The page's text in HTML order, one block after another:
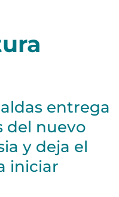
entrega
del nuevo
y deja el
iniciar